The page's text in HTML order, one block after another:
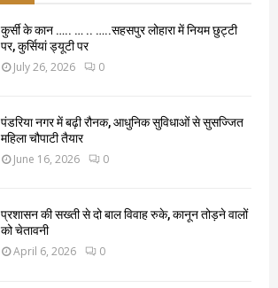
कुर्सी के कान ….. … .. …..सहसपुर लोहारा में नियम छुट्टी
पर, कुर्सियां ड्यूटी पर
July 26, 2026 0
पंडरिया नगर में बढ़ी रौनक, आधुनिक सुविधाओं से सुसज्जित
महिला चौपाटी तैयार
June 16, 2026 0
प्रशासन की सख्ती से दो बाल विवाह रुके, कानून तोड़ने वालों
को चेतावनी
April 6, 2026 0